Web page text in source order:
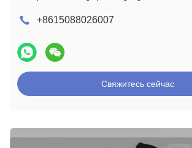
+8615088026007
Свяжитесь сейчас